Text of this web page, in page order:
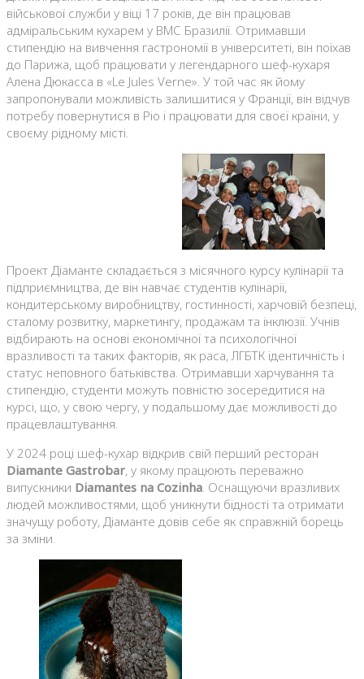
військової служби у віці 17 років, де він працював
адміральським кухарем у ВМС Бразилії. Отримавши
стипендію на вивчення гастрономії в університеті, він поїхав
до Парижа, щоб працювати у легендарного шеф-кухаря
Алена Дюкасса в «Le Jules Verne». У той час як йому
запропонували можливість залишитися у Франції, він відчув
потребу повернутися в Ріо і працювати для своєї країни, у
своєму рідному місті.
Проект Діаманте складається з місячного курсу кулінарії та
підприємництва, де він навчає студентів кулінарії,
кондитерському виробництву, гостинності, харчовій безпеці,
сталому розвитку, маркетингу, продажам та інклюзії. Учнів
відбирають на основі економічної та психологічної
вразливості та таких факторів, як раса, ЛГБТК ідентичність і
статус неповного батьківства. Отримавши харчування та
стипендію, студенти можуть повністю зосередитися на
курсі, що, у свою чергу, у подальшому дає можливості до
працевлаштування.
У 2024 році шеф-кухар відкрив свій перший ресторан
Diamante Gastrobar, у якому працюють переважно
випускники Diamantes na Cozinha . Оснащуючи вразливих
людей можливостями, щоб уникнути бідності та отримати
значущу роботу, Діаманте довів себе як справжній борець
за зміни.